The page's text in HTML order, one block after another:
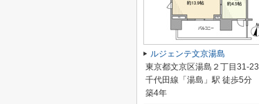
ルジェンテ文京湯島
東京都文京区湯島２丁目31-23
千代田線「湯島」駅 徒歩5分
築4年